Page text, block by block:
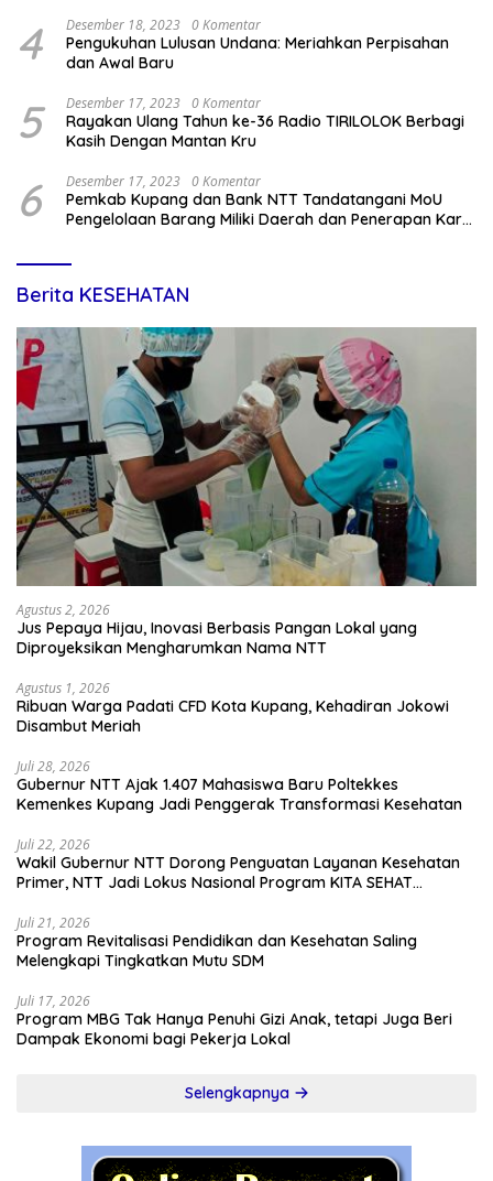
4 Desember 18, 2023 0 Komentar
Pengukuhan Lulusan Undana: Meriahkan Perpisahan
dan Awal Baru
5 Desember 17, 2023 0 Komentar
Rayakan Ulang Tahun ke-36 Radio TIRILOLOK Berbagi
Kasih Dengan Mantan Kru
6 Desember 17, 2023 0 Komentar
Pemkab Kupang dan Bank NTT Tandatangani MoU
Pengelolaan Barang Miliki Daerah dan Penerapan Kartu
Berita KESEHATAN
Agustus 2, 2026
Jus Pepaya Hijau, Inovasi Berbasis Pangan Lokal yang
Diproyeksikan Mengharumkan Nama NTT
Agustus 1, 2026
Ribuan Warga Padati CFD Kota Kupang, Kehadiran Jokowi
Disambut Meriah
Juli 28, 2026
Gubernur NTT Ajak 1.407 Mahasiswa Baru Poltekkes
Kemenkes Kupang Jadi Penggerak Transformasi Kesehatan
Juli 22, 2026
Wakil Gubernur NTT Dorong Penguatan Layanan Kesehatan
Primer, NTT Jadi Lokus Nasional Program KITA SEHAT
Juli 21, 2026
Program Revitalisasi Pendidikan dan Kesehatan Saling
Melengkapi Tingkatkan Mutu SDM
Juli 17, 2026
Program MBG Tak Hanya Penuhi Gizi Anak, tetapi Juga Beri
Dampak Ekonomi bagi Pekerja Lokal
Selengkapnya